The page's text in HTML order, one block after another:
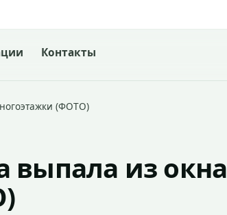
Контакты
(ФОТО)
из окна